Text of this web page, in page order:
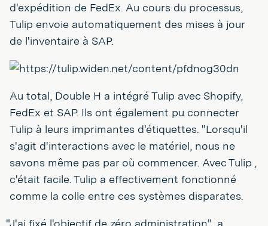
d'expédition de FedEx. Au cours du processus,
Tulip envoie automatiquement des mises à jour
de l'inventaire à SAP.
Au total, Double H a intégré Tulip avec Shopify,
FedEx et SAP. Ils ont également pu connecter
Tulip à leurs imprimantes d'étiquettes. "Lorsqu'il
s'agit d'interactions avec le matériel, nous ne
savons même pas par où commencer. Avec Tulip ,
c'était facile. Tulip a effectivement fonctionné
comme la colle entre ces systèmes disparates.
"J'ai fixé l'objectif de zéro administration", a